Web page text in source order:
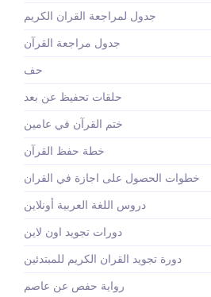
جدول لمراجعة القران الكريم
جدول مراجعة القرآن
حف
حلقات تحفيظ عن بعد
ختم القرآن في عامين
خطة حفظ القرآن
خطوات الحصول على اجازة في القران
دروس اللغة العربية أونلاين
دورات تجويد اون لاين
دورة تجويد القران الكريم للمبتدئين
رواية حفص عن عاصم